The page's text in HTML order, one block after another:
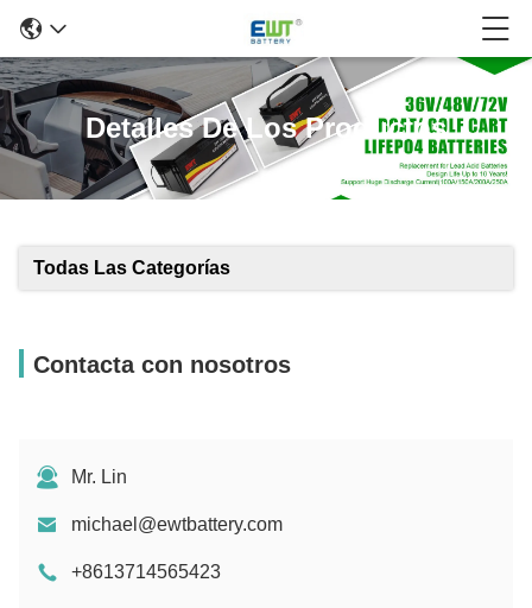
Detalles De Los Productos
Todas Las Categorías
Contacta con nosotros
Mr. Lin
michael@ewtbattery.com
+8613714565423